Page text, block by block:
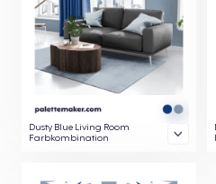
Dusty Blue Living Room
Farbkombination